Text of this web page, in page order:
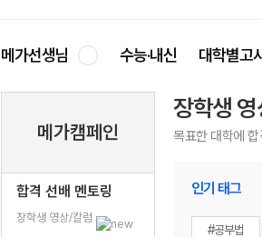
메가선생님 수능·내신 대학별고
메가캠페인
합격 선배 멘토링
장학생 영상/칼럼
장학생
목표한 대학에
인기 태그
#공부법